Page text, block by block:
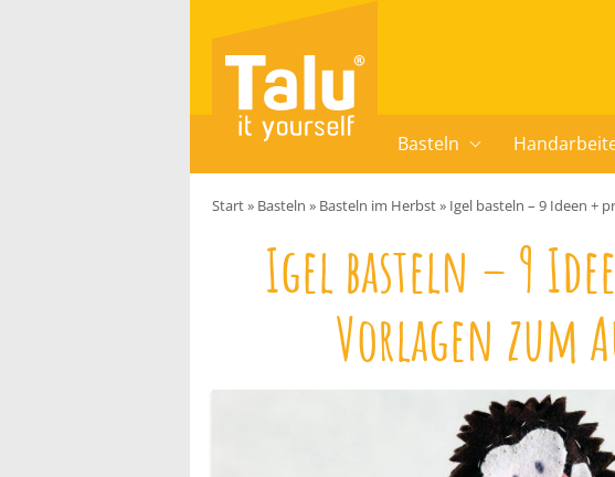
Basteln
Start» Basteln » Basteln im Herbst» Igel basteln – 9 Ideen +
Igel basteln – 9
Vorlagen zum